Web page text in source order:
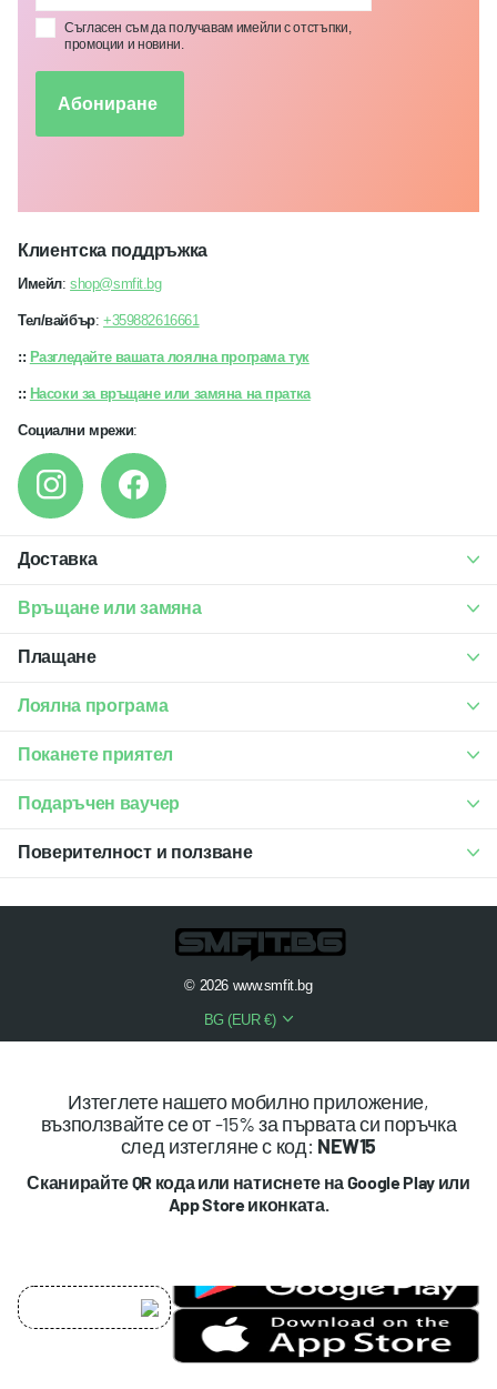
Съгласен съм да получавам имейли с отстъпки,
промоции и новини.
Абониране
Доставка
Връщане или замяна
Плащане
Лоялна програма
Поканете приятел
Подаръчен ваучер
Поверителност и ползване
Клиентска поддръжка
Имейл:shop@smfit.bg
Тел/вайбър: +359882616661
:: Разгледайте вашата лоялна програма тук
:: Насоки за връщане или замяна на пратка
Социални мрежи:
© 2026www.smfit.bg
BG (EUR €)
Изтеглете нашето мобилно приложение,
възползвайте се от -15% за първата си поръчка
след изтегляне с код: NEW15
Сканирайте QR кода или натиснете на Google Play или
App Store иконката.